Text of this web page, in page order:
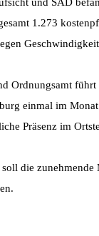
1.273
Ordnungsamt
einmal im
Präsenz im
die zunehmende